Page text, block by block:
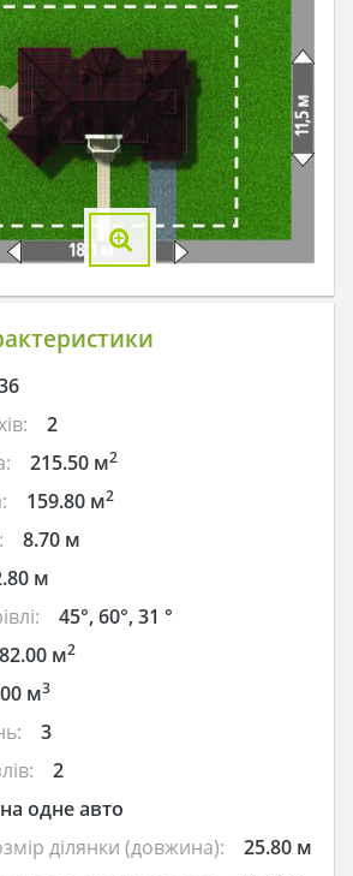
2
215.50 м2
159.80 м2
8.70 м
м
45°, 60°, 31 °
м2
м3
3
2
одне авто
ділянки (довжина):
25.80 м